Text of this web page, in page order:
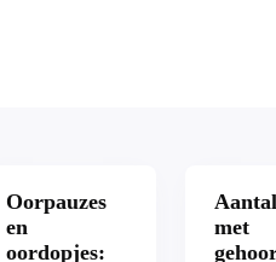
Oorpauzes
en
oordopjes:
met